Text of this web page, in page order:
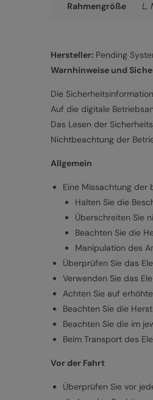
Rahmengröße L,
Hersteller: Pending
Warnhinweise und
Die
Auf die digitale
Das Lesen der
Nichtbeachtung der
Allgemein
Eine Missachtung der
Halten Sie die
Überschreiten Sie
Beachten Sie die
Manipulation des
Überprüfen Sie das
Verwenden Sie das
Achten Sie auf
Beachten Sie die
Beachten Sie die im
Beim Transport des
Vor der Fahrt
Überprüfen Sie vor